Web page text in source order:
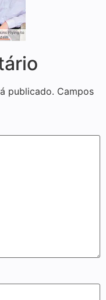
publicado. Campos